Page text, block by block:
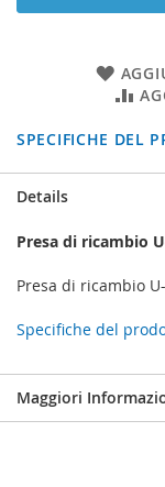
SPECIFICHE DEL
Details
Presa di ricambio
Presa di ricambio
Specifiche del
Maggiori